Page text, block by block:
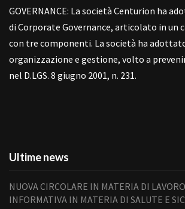
GOVERNANCE: La società Centurion ha
di Corporate Governance, articolato in un
con tre componenti. La società ha
organizzazione e gestione, volto a
nel D.LGS. 8 giugno 2001, n. 231.
Ultime news
NUOVA CIRCOLARE IN MATERIA DI
INFORMATIVA IN MATERIA DI SALUTE E